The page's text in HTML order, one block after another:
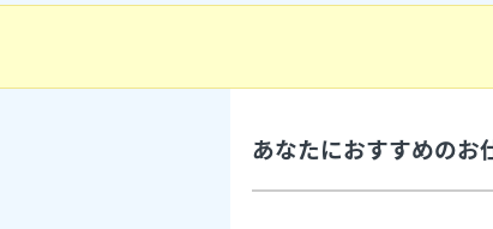
あなたにおすすめのお